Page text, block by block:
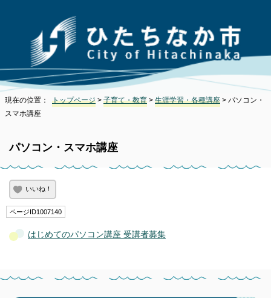
現在の位置： トップページ > 子育て・教育 > 生涯学習・各種講座 > パソコン・
スマホ講座
パソコン・スマホ講座
いいね！
ページID1007140
はじめてのパソコン講座 受講者募集